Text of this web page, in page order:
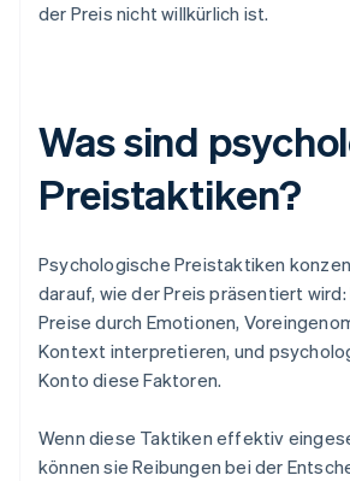
der Preis nicht willkürlich ist.
Was sind
Preistaktiken?
Psychologische Preistaktiken
darauf, wie der Preis präsentiert wird:
Preise durch Emotionen,
Kontext interpretieren, und
Konto diese Faktoren.
Wenn diese Taktiken effektiv
können sie Reibungen bei der